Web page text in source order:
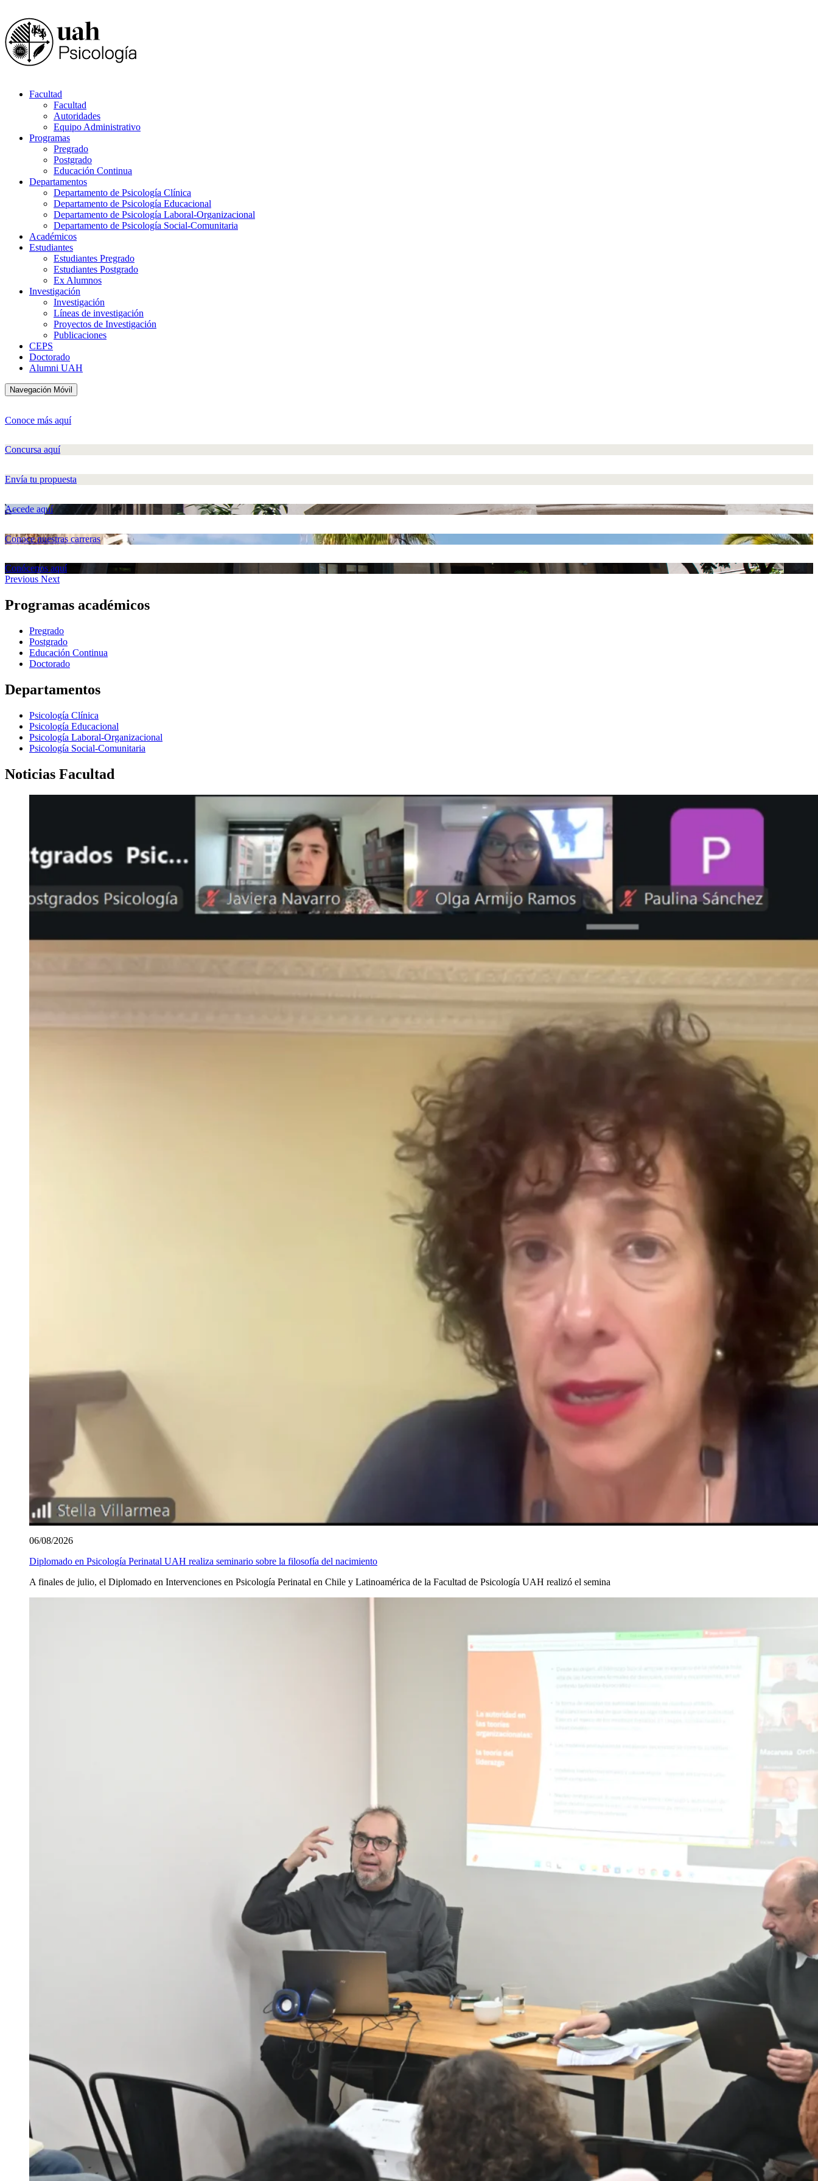
Facultad
Facultad
Autoridades
Equipo Administrativo
Programas
Pregrado
Postgrado
Educación Continua
Departamentos
Departamento de Psicología Clínica
Departamento de Psicología Educacional
Departamento de Psicología Laboral-Organizacional
Departamento de Psicología Social-Comunitaria
Académicos
Estudiantes
Estudiantes Pregrado
Estudiantes Postgrado
Ex Alumnos
Investigación
Investigación
Líneas de investigación
Proyectos de Investigación
Publicaciones
CEPS
Doctorado
Alumni UAH
Navegación Móvil
Conoce más aquí
Concursa aquí
Envía tu propuesta
Accede aquí
Conoce nuestras carreras
Conócenos aquí
Previous Next
Programas académicos
Pregrado
Postgrado
Educación Continua
Doctorado
Departamentos
Psicología Clínica
Psicología Educacional
Psicología Laboral-Organizacional
Psicología Social-Comunitaria
Noticias Facultad
06/08/2026
Diplomado en Psicología Perinatal UAH realiza seminario sobre la filosofía del nacimiento
A finales de julio, el Diplomado en Intervenciones en Psicología Perinatal en Chile y Latinoamérica de la Facultad de Psicología UAH realizó el semina